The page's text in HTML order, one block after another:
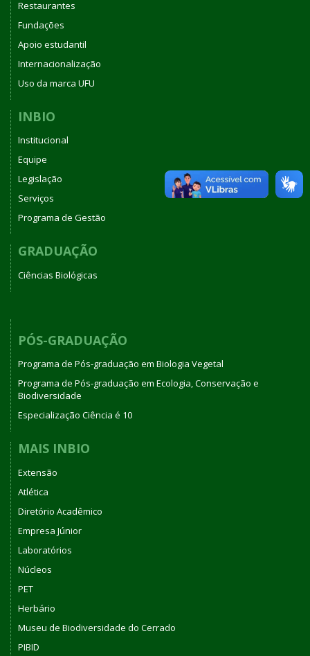
Restaurantes
Fundações
Apoio estudantil
Internacionalização
Uso da marca UFU
INBIO
Institucional
Equipe
Legislação
Serviços
Programa de Gestão
GRADUAÇÃO
Ciências Biológicas
PÓS-GRADUAÇÃO
Programa de Pós-graduação em Biologia Vegetal
Programa de Pós-graduação em Ecologia, Conservação e
Biodiversidade
Especialização Ciência é 10
MAIS INBIO
Extensão
Atlética
Diretório Acadêmico
Empresa Júnior
Laboratórios
Núcleos
PET
Herbário
Museu de Biodiversidade do Cerrado
PIBID